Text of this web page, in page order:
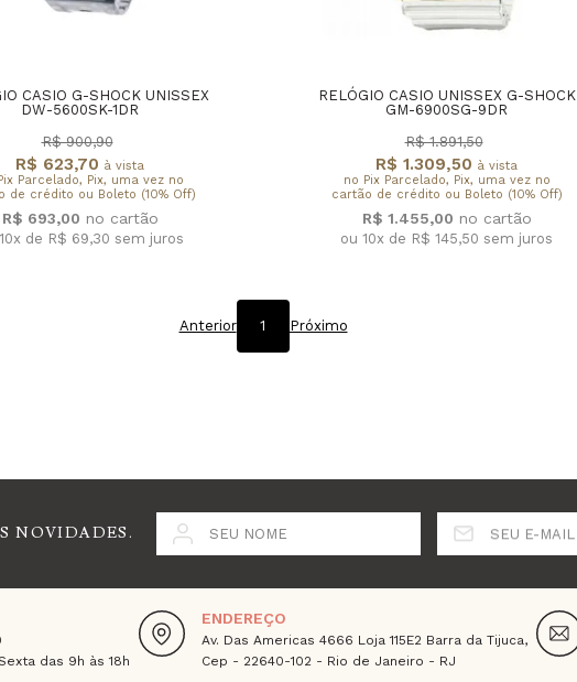
CASIO G-SHOCK UNISSEX
DW-5600SK-1DR
R$ 623,70 à vista
Parcelado, Pix, uma vez no
de crédito ou Boleto (10% Off)
R$ 900,90
R$ 693,00
de R$ 69,30 sem juros
RELÓGIO CASIO UNISSEX G-SHOCK
GM-6900SG-9DR
R$ 1.309,50 à vista
no Pix Parcelado, Pix, uma vez no
cartão de crédito ou Boleto (10% Off)
R$ 1.891,50
R$ 1.455,00
ou 10x de R$ 145,50 sem juros
Anterior 1 Próximo
NOVIDADES. SEU NOME SEU E-MAIL
das 9h às 18h
ENDEREÇO
Av. Das Americas 4666 Loja 115E2 Barra da Tijuca,
Cep - 22640-102 - Rio de Janeiro - RJ